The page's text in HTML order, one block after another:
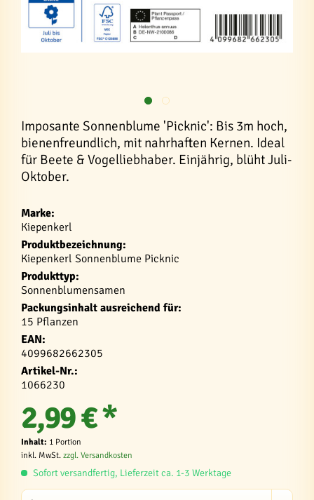
Imposante Sonnenblume 'Picknic': Bis 3m hoch,
bienenfreundlich, mit nahrhaften Kernen. Ideal
für Beete & Vogelliebhaber. Einjährig, blüht Juli-
Oktober.
Marke:
Kiepenkerl
Produktbezeichnung:
Kiepenkerl Sonnenblume Picknic
Produkttyp:
Sonnenblumensamen
Packungsinhalt ausreichend für:
15 Pflanzen
EAN:
4099682662305
Artikel-Nr.:
1066230
2,99 € *
Inhalt: 1 Portion
inkl. MwSt. zzgl. Versandkosten
Sofort versandfertig, Lieferzeit ca. 1-3 Werktage